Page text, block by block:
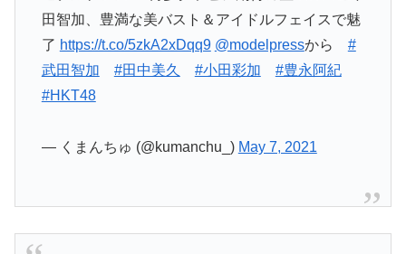
田智加、豊満な美バスト＆アイドルフェイスで魅
了 https://t.co/5zkA2xDqq9 @modelpressから #
武田智加
#田中美久 #小田彩加
#豊永阿紀
#HKT48
— くまんちゅ (@kumanchu_) May 7, 2021